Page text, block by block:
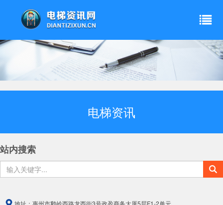
电梯资讯
站内搜索
地址： 惠州市鹅岭西路龙西街3号政盈商务大厦5层F1-2单元